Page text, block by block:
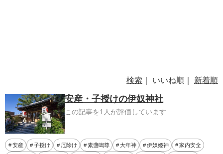
検索 ｜ いいね順｜ 新着順
安産・子授けの伊奴神社
この記事を1人が評価しています
安産 子授け 厄除け 素盞嗚尊 大年神 伊奴姫神 家内安全